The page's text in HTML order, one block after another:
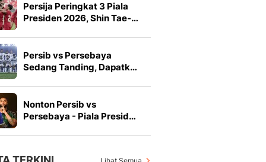
Persija Peringkat 3 Piala
Presiden 2026, Shin Tae-…
Persib vs Persebaya
Sedang Tanding, Dapatk…
Nonton Persib vs
Persebaya - Piala Presid…